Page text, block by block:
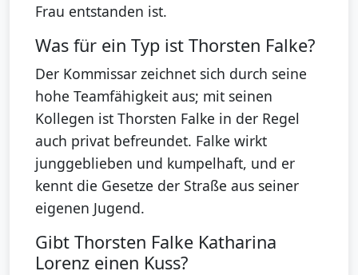
Frau entstanden ist.
Was für ein Typ ist Thorsten Falke?
Der Kommissar zeichnet sich durch seine
hohe Teamfähigkeit aus; mit seinen
Kollegen ist Thorsten Falke in der Regel
auch privat befreundet. Falke wirkt
junggeblieben und kumpelhaft, und er
kennt die Gesetze der Straße aus seiner
eigenen Jugend.
Gibt Thorsten Falke Katharina
Lorenz einen Kuss?